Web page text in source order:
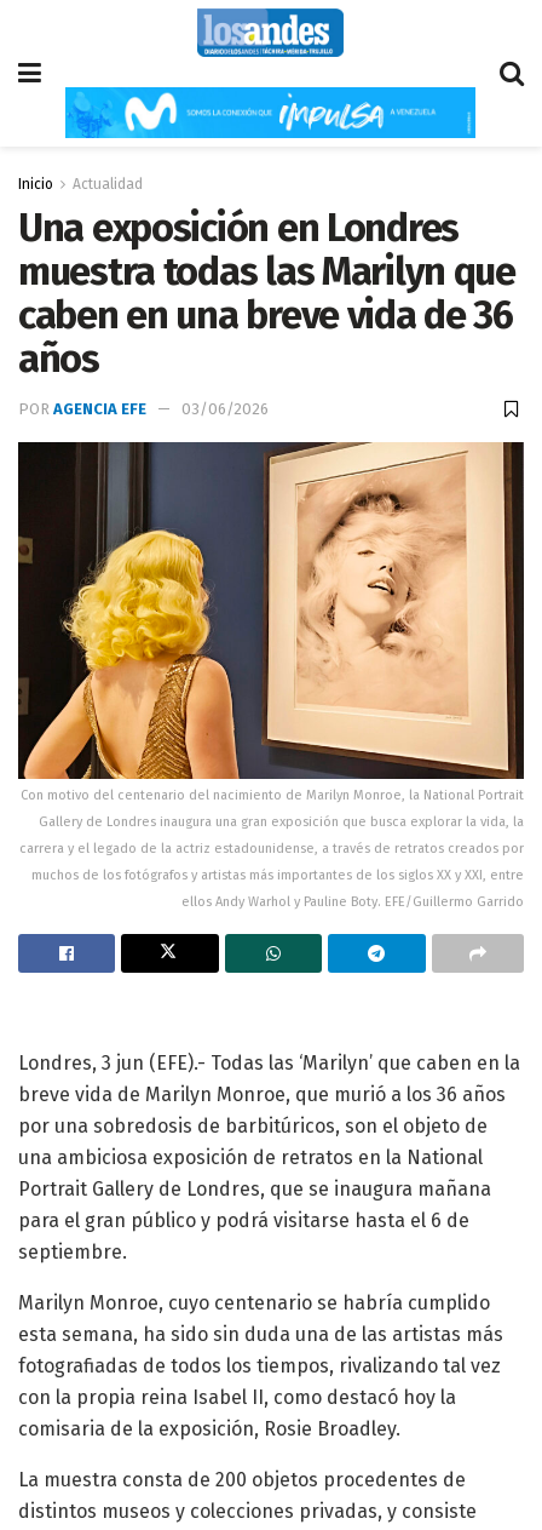
Inicio Actualidad
Una exposición en Londres
muestra todas las Marilyn que
caben en una breve vida de 36
años
POR AGENCIA EFE 03/06/2026
Con motivo del centenario del nacimiento de Marilyn Monroe, la National Portrait
Gallery de Londres inaugura una gran exposición que busca explorar la vida, la
carrera y el legado de la actriz estadounidense, a través de retratos creados por
muchos de los fotógrafos y artistas más importantes de los siglos XX y XXI, entre
ellos Andy Warhol y Pauline Boty. EFE/Guillermo Garrido
Londres, 3 jun (EFE).- Todas las ‘Marilyn’ que caben en la
breve vida de Marilyn Monroe, que murió a los 36 años
por una sobredosis de barbitúricos, son el objeto de
una ambiciosa exposición de retratos en la National
Portrait Gallery de Londres, que se inaugura mañana
para el gran público y podrá visitarse hasta el 6 de
septiembre.
Marilyn Monroe, cuyo centenario se habría cumplido
esta semana, ha sido sin duda una de las artistas más
fotografiadas de todos los tiempos, rivalizando tal vez
con la propia reina Isabel II, como destacó hoy la
comisaria de la exposición, Rosie Broadley.
La muestra consta de 200 objetos procedentes de
distintos museos y colecciones privadas, y consiste